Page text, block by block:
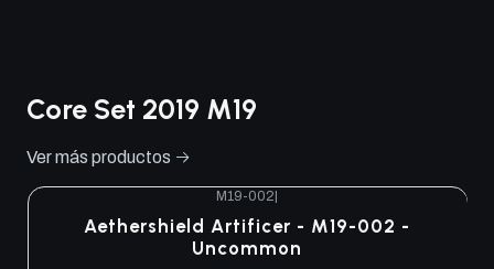
Core Set 2019 M19
Ver más productos
M19-002
Aethershield Artificer - M19-002 -
Uncommon